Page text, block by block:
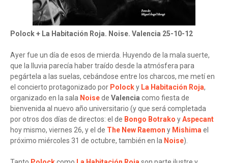
Polock + La Habitación Roja. Noise. Valencia 25-10-12
Ayer fue un día de esos de mierda. Huyendo de la mala suerte,
que la lluvia parecía haber traído desde la atmósfera para
pegártela a las suelas, cebándose entre los charcos, me metí en
el concierto protagonizado por Polocky La Habitación Roja,
organizado en la sala Noisede Valencia como fiesta de
bienvenida al nuevo año universitario (y que será completada
por otros dos días de directos: el de Bongo Botrako yAspecant
hoy mismo, viernes 26, y el de The New Raemon y Mishimael
próximo miércoles 31 de octubre, también en la Noise).